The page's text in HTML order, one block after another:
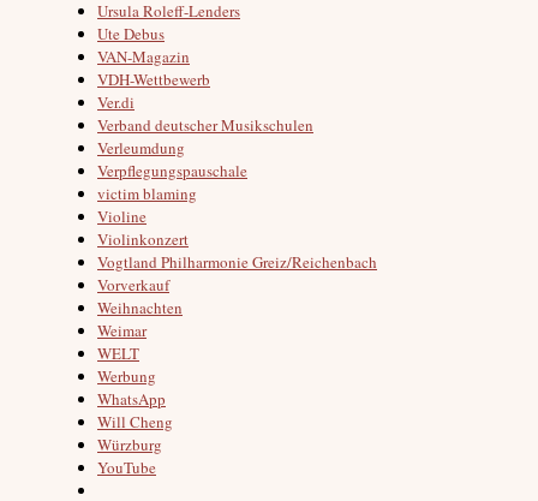
Ursula Roleff-Lenders
Ute Debus
VAN-Magazin
VDH-Wettbewerb
Ver.di
Verband deutscher Musikschulen
Verleumdung
Verpflegungspauschale
victim blaming
Violine
Violinkonzert
Vogtland Philharmonie Greiz/Reichenbach
Vorverkauf
Weihnachten
Weimar
WELT
Werbung
WhatsApp
Will Cheng
Würzburg
YouTube